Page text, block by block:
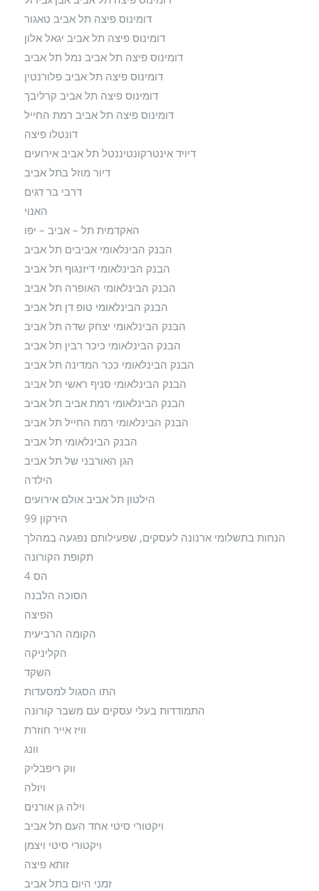
דומינוס פיצה תל אביב טאגור
דומינוס פיצה תל אביב יגאל אלון
דומינוס פיצה תל אביב נמל תל אביב
דומינוס פיצה תל אביב פלורנטין
דומינוס פיצה תל אביב קרליבך
דומינוס פיצה תל אביב רמת החייל
דונטלו פיצה
דיויד אינטרקונטיננטל תל אביב אירועים
דיור מוזל בתל אביב
דרבי בר דגים
האנוי
האקדמית תל – אביב – יפו
הבנק הבינלאומי אביבים תל אביב
הבנק הבינלאומי דיזנגוף תל אביב
הבנק הבינלאומי האופרה תל אביב
הבנק הבינלאומי טופ דן תל אביב
הבנק הבינלאומי יצחק שדה תל אביב
הבנק הבינלאומי כיכר רבין תל אביב
הבנק הבינלאומי ככר המדינה תל אביב
הבנק הבינלאומי סניף ראשי תל אביב
הבנק הבינלאומי רמת אביב תל אביב
הבנק הבינלאומי רמת החייל תל אביב
הבנק הבינלאומי תל אביב
הגן האורבני של תל אביב
הילדה
הילטון תל אביב אולם אירועים
הירקון 99
הנחות בתשלומי ארנונה לעסקים, שפעילותם נפגעה במהלך
תקופת הקורונה
הס 4
הסוכה הלבנה
הפיצה
הקומה הרביעית
הקליניקה
השקד
התו הסגול למסעדות
התמודדות בעלי עסקים עם משבר קורונה
וויז אייר חוזרת
וונג
ווק ריפבליק
ויולה
וילה גן אורנים
ויקטורי סיטי אחד העם תל אביב
ויקטורי סיטי ויצמן
זותא פיצה
זמני היום בתל אביב